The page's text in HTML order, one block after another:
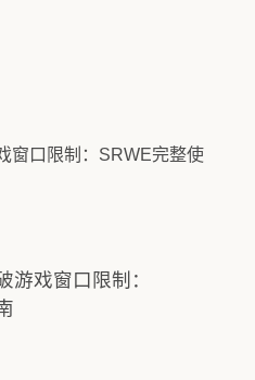
游戏窗口限制：